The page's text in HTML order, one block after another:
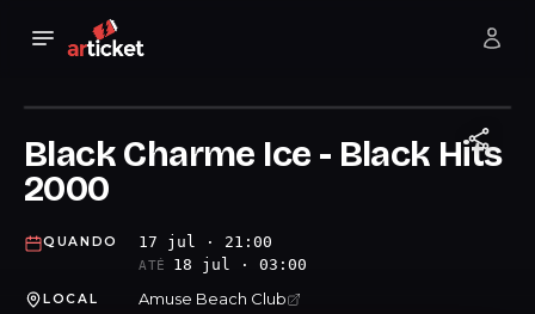
Black Charme Ice - Black Hits
2000
QUANDO 17 jul · 21:00
ATÉ 18 jul · 03:00
LOCAL Amuse Beach Club